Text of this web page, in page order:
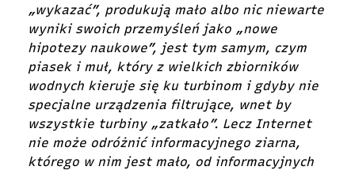
„wykazać”, produkują mało albo nic niewarte
wyniki swoich przemyśleń jako „nowe
hipotezy naukowe”, jest tym samym, czym
piasek i muł, który z wielkich zbiorników
wodnych kieruje się ku turbinom i gdyby nie
specjalne urządzenia filtrujące, wnet by
wszystkie turbiny „zatkało”. Lecz Internet
nie może odróżnić informacyjnego ziarna,
którego w nim jest mało, od informacyjnych